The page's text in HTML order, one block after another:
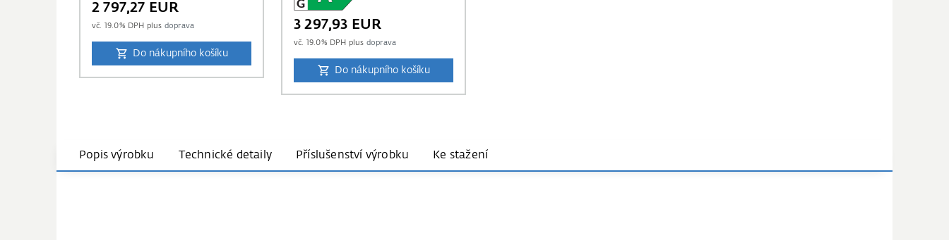
2 797,27 EUR
vč. 19.0% DPH plus doprava
Do nákupního košíku
3 297,93 EUR
vč. 19.0% DPH plus doprava
Do nákupního košíku
Popis výrobku Technické detaily Příslušenství výrobku Ke stažení